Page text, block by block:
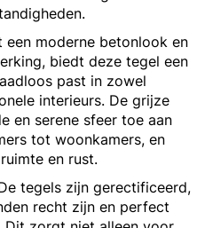
een moderne betonlook en
biedt deze tegel een
past in zowel
interieurs. De grijze
en serene sfeer toe aan
tot woonkamers, en
en rust.
tegels zijn gerectificeerd,
recht zijn en perfect